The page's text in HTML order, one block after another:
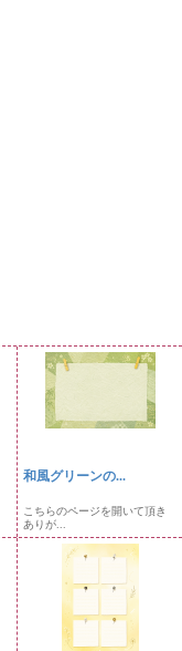
和風グリーンの...
こちらのページを開いて頂き
ありが...